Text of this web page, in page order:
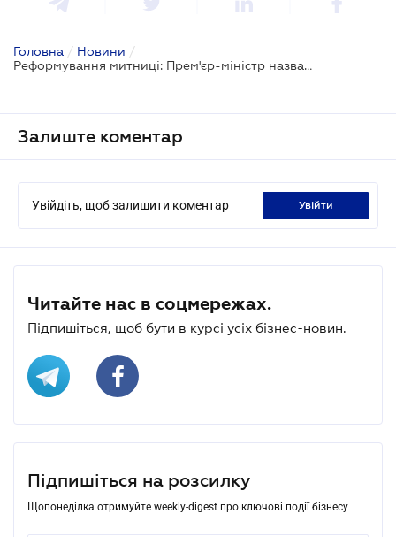
Головна / Новини /
Реформування митниці: Прем'єр-міністр назвав ключові елементи
Залиште коментар
Увійдіть, щоб залишити коментар увійти
Читайте нас в соцмережах.
Підпишіться, щоб бути в курсі усіх бізнес-новин.
Підпишіться на розсилку
Щопонеділка отримуйте weekly-digest про ключові події бізнесу